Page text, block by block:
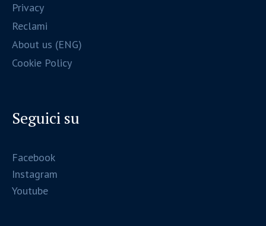
Privacy
Reclami
About us (ENG)
Cookie Policy
Seguici su
Facebook
Instagram
Youtube